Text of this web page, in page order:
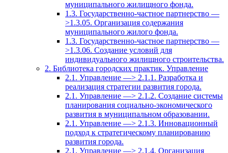
муниципального жилищного фонда.
1.3. Государственно-частное партнерство —
>1.3.05. Организация содержания
муниципального жилого фонда.
1.3. Государственно-частное партнерство —
>1.3.06. Создание условий для
индивидуального жилищного строительства.
2. Библиотека городских практик. Управление
2.1. Управление —> 2.1.1. Разработка и
реализация стратегии развития города.
2.1. Управление —> 2.1.2. Создание системы
планирования социально-экономического
развития в муниципальном образовании.
2.1. Управление —> 2.1.3. Инновационный
подход к стратегическому планированию
развития города.
2.1. Управление —> 2.1.4. Организация